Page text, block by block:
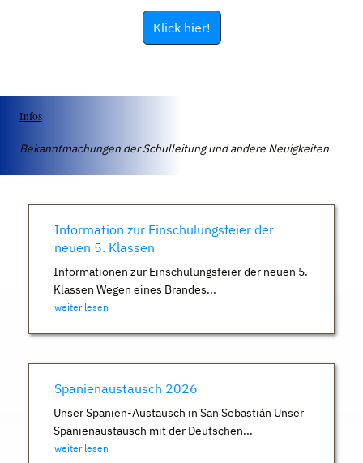
Klick hier!
Infos
Bekanntmachungen der Schulleitung und andere Neuigkeiten
Information zur Einschulungsfeier der
neuen 5. Klassen
Informationen zur Einschulungsfeier der neuen 5.
Klassen Wegen eines Brandes...
weiter lesen
Spanienaustausch 2026
Unser Spanien-Austausch in San Sebastián Unser
Spanienaustausch mit der Deutschen...
weiter lesen